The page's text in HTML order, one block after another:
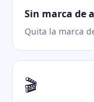
Sin marca de
Quita la marca
🎬